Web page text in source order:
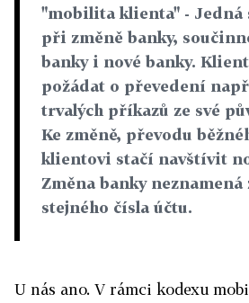
"mobilita klienta" - Jedná
při změně banky,
banky i nové banky.
požádat o převedení
trvalých příkazů ze své
Ke změně, převodu
klientovi stačí navštívit
Změna banky neznamená
stejného čísla účtu.
U nás ano. V rámci kodexu